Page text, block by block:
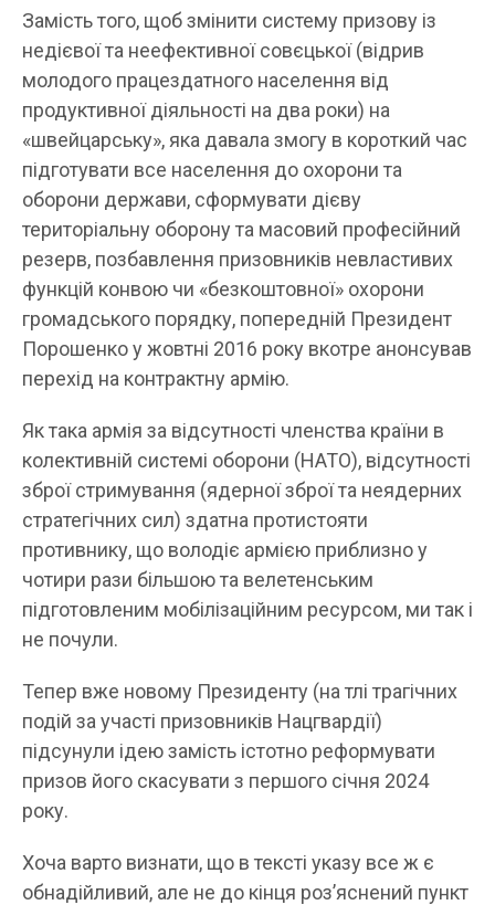
Замість того, щоб змінити систему призову із
недієвої та неефективної совєцької (відрив
молодого працездатного населення від
продуктивної діяльності на два роки) на
«швейцарську», яка давала змогу в короткий час
підготувати все населення до охорони та
оборони держави, сформувати дієву
територіальну оборону та масовий професійний
резерв, позбавлення призовників невластивих
функцій конвою чи «безкоштовної» охорони
громадського порядку, попередній Президент
Порошенко у жовтні 2016 року вкотре анонсував
перехід на контрактну армію.
Як така армія за відсутності членства країни в
колективній системі оборони (НАТО), відсутності
зброї стримування (ядерної зброї та неядерних
стратегічних сил) здатна протистояти
противнику, що володіє армією приблизно у
чотири рази більшою та велетенським
підготовленим мобілізаційним ресурсом, ми так і
не почули.
Тепер вже новому Президенту (на тлі трагічних
подій за участі призовників Нацгвардії)
підсунули ідею замість істотно реформувати
призов його скасувати з першого січня 2024
року.
Хоча варто визнати, що в тексті указу все ж є
обнадійливий, але не до кінця роз’яснений пункт